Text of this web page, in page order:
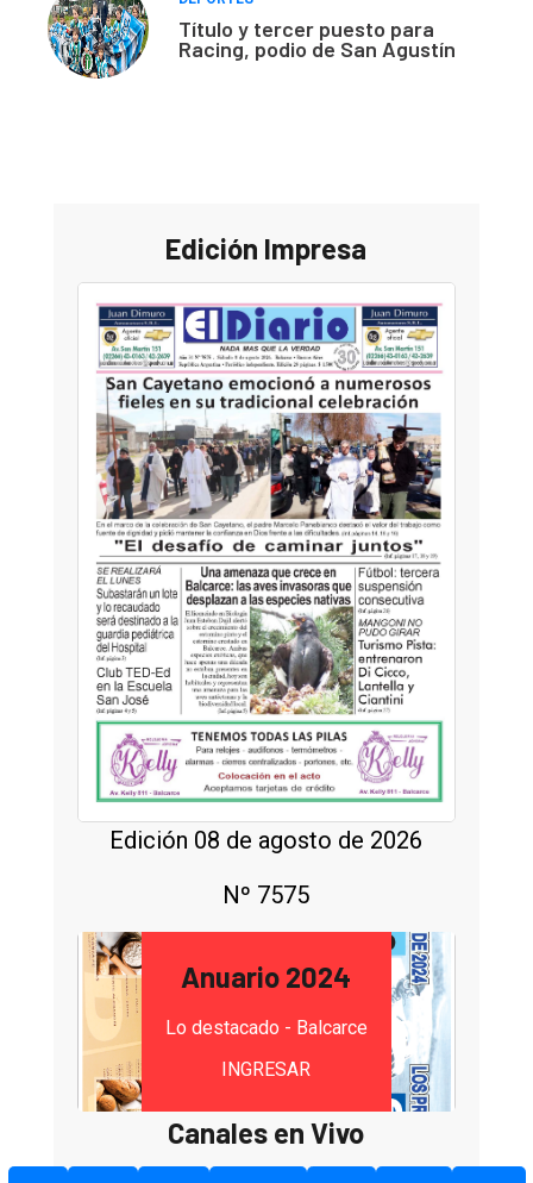
Título y tercer puesto para
Racing, podio de San Agustín
Edición Impresa
Edición 08 de agosto de 2026
Nº 7575
Anuario 2024
Lo destacado - Balcarce
INGRESAR
Canales en Vivo